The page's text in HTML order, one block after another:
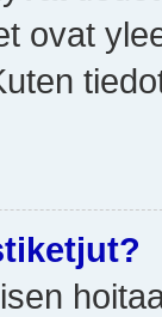
ovat